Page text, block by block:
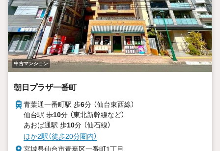
中古マンション
朝日プラザ一番町
青葉通一番町駅 歩6分 （仙台東西線）
仙台駅 歩10分 （東北新幹線など）
あおば通駅 歩10分 （仙石線）
ほか2駅（徒歩20分圏内）
宮城県仙台市青葉区一番町1丁目